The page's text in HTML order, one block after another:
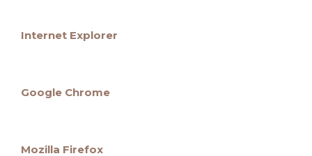
Internet Explorer
Google Chrome
Mozilla Firefox